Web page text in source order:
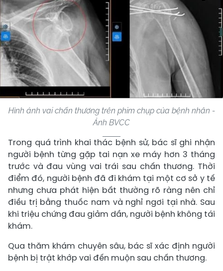
Hình ảnh vai chấn thương trên phim chụp của bệnh nhân -
Ảnh BVCC
Trong quá trình khai thác bệnh sử, bác sĩ ghi nhận
người bệnh từng gặp tai nạn xe máy hơn 3 tháng
trước và đau vùng vai trái sau chấn thương. Thời
điểm đó, người bệnh đã đi khám tại một cơ sở y tế
nhưng chưa phát hiện bất thường rõ ràng nên chỉ
điều trị bằng thuốc nam và nghỉ ngơi tại nhà. Sau
khi triệu chứng đau giảm dần, người bệnh không tái
khám.
Qua thăm khám chuyên sâu, bác sĩ xác định người
bệnh bị trật khớp vai đến muộn sau chấn thương.